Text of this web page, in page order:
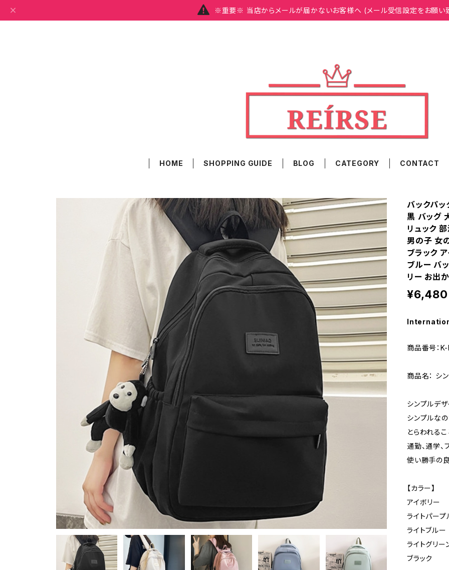
※重要※ 当店からメールが届かないお客様へ (メール受信設定をお願い
HOME SHOPPING GUIDE BLOG CATEGORY CONTACT
バックパ
黒 バッグ
リュック
男の子 女
ブラック
ブルー バ
リー お出
¥6,480
商品番号：
商品名： シ
シンプルデザ
シンプルな
とらわれる
通勤、通学、
使い勝手の
【カラー】
アイボリー
ライトパープ
ライトブルー
ライトグリー
ブラック